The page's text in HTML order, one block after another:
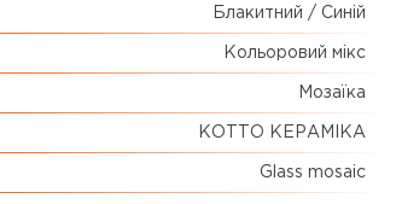
Блакитний / Синій
Кольоровий мікс
Мозаїка
КОТТО КЕРАМІКА
Glass mosaic